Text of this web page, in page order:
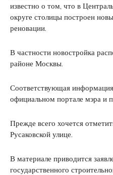
известно о том, что в
округе столицы построен
реновации.
В частности новостройка
районе Москвы.
Соответствующая
официальном портале мэра и
Прежде всего хочется
Русаковской улице.
В материале приводится
государственного